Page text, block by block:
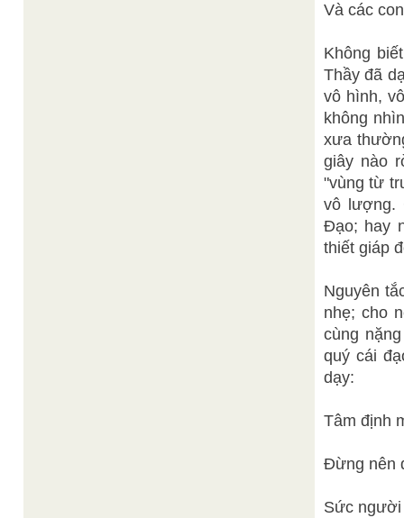
Và các
Không
Thầy đã
vô hình,
không
xưa
giây nào
"vùng từ
vô lượng.
Đạo; hay
thiết giáp
Nguyên
nhẹ; cho
cùng
quý cái
dạy:
Tâm định
Đừng nên
Sức người